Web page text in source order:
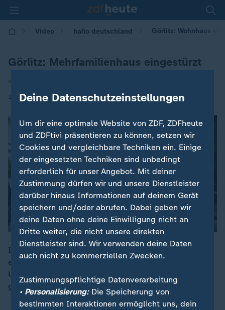
Video hallo deutschland Görlitz: Wohnhaus
Görlitz: Mehrfamilienhaus eingestürzt
von Steffi Moritz
19.05.2026 | 17:10
In der Görlitzer Innenstadt ist ein Mehrfamilienhaus
eingestürzt. Drei Personen werden noch vermisst. Als
Ursache wird ein Gasleck vermutet. Es ist ein Wettlauf
gegen die Zeit, die Vermissten zu bergen.
Deine Datenschutzeinstellungen
Um dir eine optimale Website von ZDF, ZDFheute
und ZDFtivi präsentieren zu können, setzen wir
Cookies und vergleichbare Techniken ein. Einige
der eingesetzten Techniken sind unbedingt
erforderlich für unser Angebot. Mit deiner
Zustimmung dürfen wir und unsere Dienstleister
darüber hinaus Informationen auf deinem Gerät
speichern und/oder abrufen. Dabei geben wir
deine Daten ohne deine Einwilligung nicht an
Dritte weiter, die nicht unsere direkten
Dienstleister sind. Wir verwenden deine Daten
auch nicht zu kommerziellen Zwecken.
Zustimmungspflichtige Datenverarbeitung
• Personalisierung:Die Speicherung von
bestimmten Interaktionen ermöglicht uns, dein